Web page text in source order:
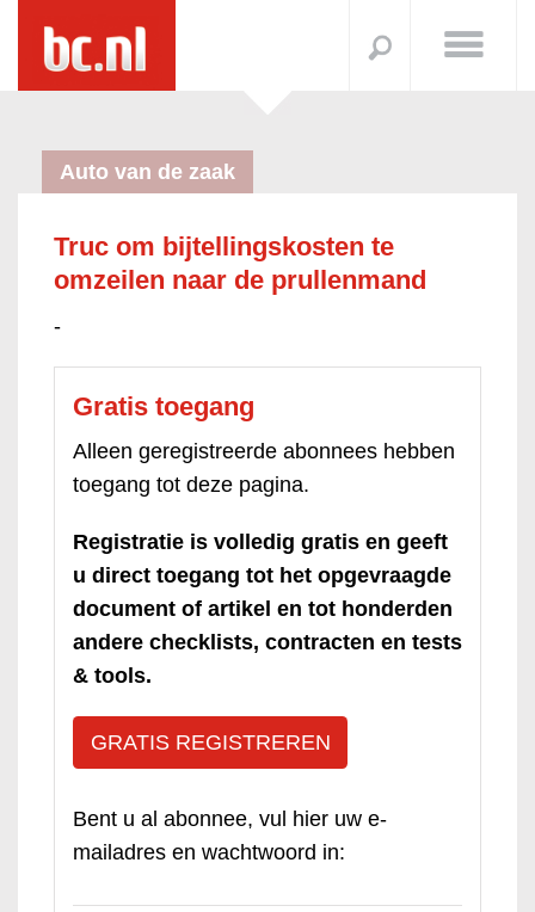
Auto van de zaak
Truc om bijtellingskosten te
omzeilen naar de prullenmand
-
Gratis toegang
Alleen geregistreerde abonnees hebben
toegang tot deze pagina.
Registratie is volledig gratis en geeft
u direct toegang tot het opgevraagde
document of artikel en tot honderden
andere checklists, contracten en tests
& tools.
GRATIS REGISTREREN
Bent u al abonnee, vul hier uw e-
mailadres en wachtwoord in: